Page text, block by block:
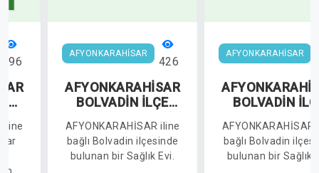
496
iline
AFYONKARAHİSAR
426
AFYONKARAHİSAR
BOLVADİN İLÇE
MÜDÜRLÜĞÜ
ÖZBURUN SAĞLIK
EVİ
AFYONKARAHİSAR iline
bağlı Bolvadin ilçesinde
bulunan bir Sağlık Evi.
AFYONKARAHİSAR
BOLVADİN
MÜDÜRLÜĞÜ
SAĞLIK EVİ
AFYONKARAHİSAR
bağlı Bolvadin
bulunan bir Sağlık